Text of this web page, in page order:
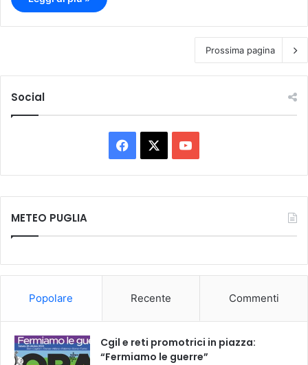
Prossima pagina
Social
a
c
k
o
u
METEO PUGLIA
Popolare Recente Commenti
Cgil e reti promotrici in piazza:
“Fermiamo le guerre”